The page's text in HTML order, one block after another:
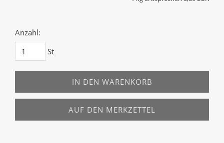
Anzahl:
St
IN DEN WARENKORB
AUF DEN MERKZETTEL